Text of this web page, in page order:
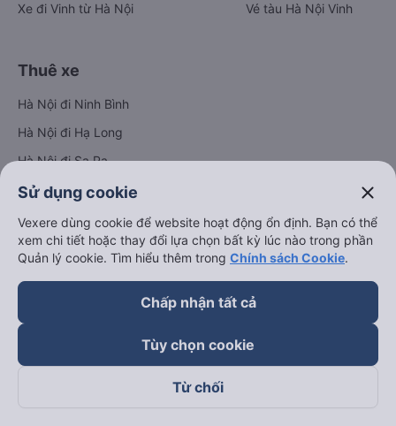
Xe đi Vinh từ Hà Nội
Vé tàu Hà Nội Vinh
Thuê xe
Hà Nội đi Ninh Bình
Hà Nội đi Hạ Long
Hà Nội đi Sa Pa
Hà Nội đi Tam Đảo
Đà Nẵng đi Hội An
Đà Nẵng đi Huế
Xem tất cả tuyến đường
Sử dụng cookie close
Vexere dùng cookie để website hoạt động ổn định. Bạn có thể
xem chi tiết hoặc thay đổi lựa chọn bất kỳ lúc nào trong phần
Quản lý cookie. Tìm hiểu thêm trong Chính sách Cookie.
Chấp nhận tất cả
Tùy chọn cookie
Từ chối